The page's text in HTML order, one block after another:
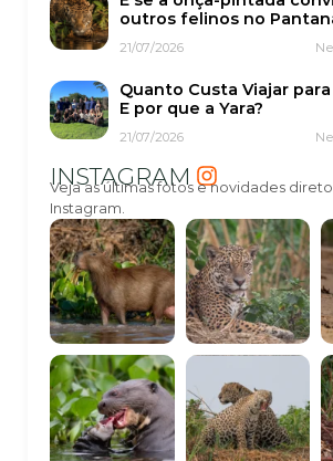
outros felinos no
21/07/2026
Quanto Custa Viajar
E por que a Yara?
21/07/2026
INSTAGRAM
Veja as últimas fotos e novidades
Instagram.